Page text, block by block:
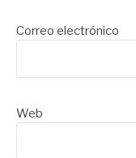
Correo electrónico
Web